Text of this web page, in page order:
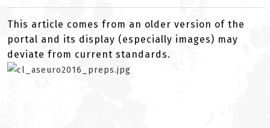
This article comes from an older version of the
portal and its display (especially images) may
deviate from current standards.